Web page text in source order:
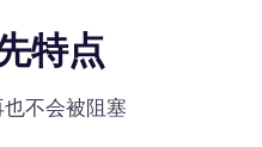
特点
不会被阻塞